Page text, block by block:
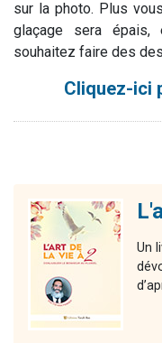
sur la photo. Plus
glaçage sera
souhaitez faire des
Cliquez-ici
Un